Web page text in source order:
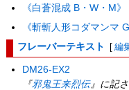
《白蒼混成 B・W・M》
《斬斬人形コダマンマ
フレーバーテキスト [ 編
DM26-EX2
『邪鬼王来烈伝』に記